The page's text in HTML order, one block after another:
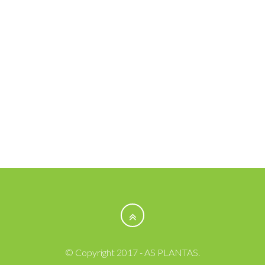
© Copyright 2017 - AS PLANTAS.